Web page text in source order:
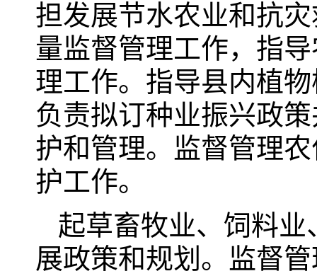
担发展节水农业和抗
量监督管理工作，指
理工作。指导县内植
负责拟订种业振兴政
护和管理。监督管理
护工作。
起草畜牧业、饲料
展政策和规划。监督